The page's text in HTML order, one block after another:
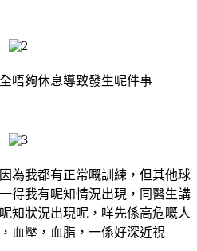
唔夠休息導致發生呢件事
為我都有正常嘅訓練，但其他球
得我有呢知情況出現，同醫生講
知狀況出現呢，咩先係高危嘅人
血壓，血脂，一係好深近視